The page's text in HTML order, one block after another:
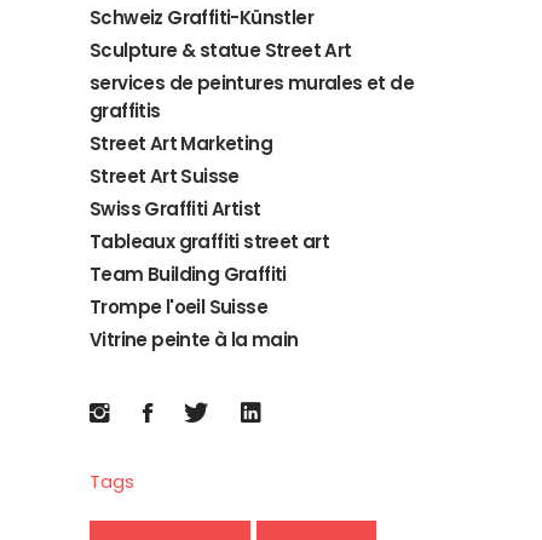
Schweiz Graffiti-Künstler
Sculpture & statue Street Art
services de peintures murales et de
graffitis
Street Art Marketing
Street Art Suisse
Swiss Graffiti Artist
Tableaux graffiti street art
Team Building Graffiti
Trompe l'oeil Suisse
Vitrine peinte à la main
Tags